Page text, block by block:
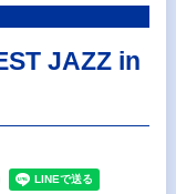
JAZZ in